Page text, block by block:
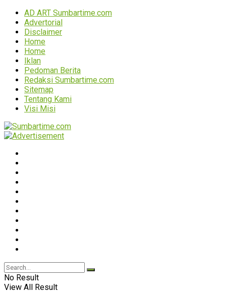
AD ART Sumbartime.com
Advertorial
Disclaimer
Home
Home
Iklan
Pedoman Berita
Redaksi Sumbartime.com
Sitemap
Tentang Kami
Visi Misi
No Result
View All Result